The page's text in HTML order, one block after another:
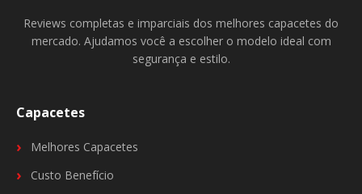
Reviews completas e imparciais dos melhores capacetes do
mercado. Ajudamos você a escolher o modelo ideal com
segurança e estilo.
Capacetes
Melhores Capacetes
Custo Benefício